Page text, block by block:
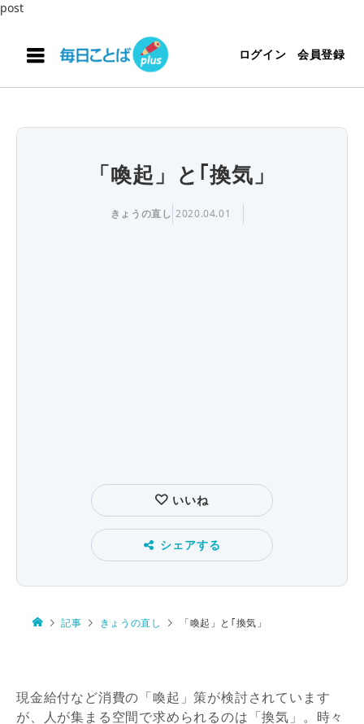
post
ログイン 会員登録
「喚起」と｢換気」
きょうの直し 2020.04.01
いいね
シェアする
記事 きょうの直し 「喚起」と｢換気」
現金給付など消費の「喚起」策が検討されています
が、人が集まる空間で求められるのは「換気」。時々